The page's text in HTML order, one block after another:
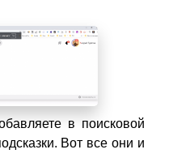
в поисковой
Вот все они и